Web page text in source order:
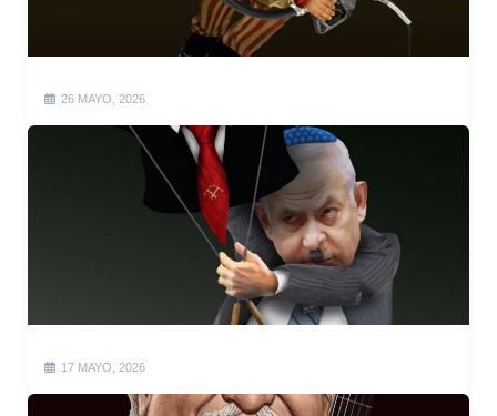
26 MAYO, 2026
17 MAYO, 2026